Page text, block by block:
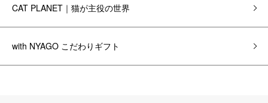
CAT PLANET｜猫が主役の世界
with NYAGO こだわりギフト